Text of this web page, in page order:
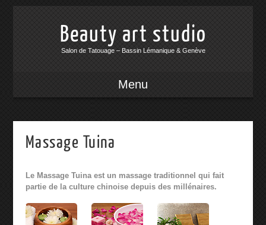
Beauty art studio
Salon de Tatouage – Bassin Lémanique & Genève
Menu
Massage Tuina
Le Massage Tuina est un massage traditionnel qui fait
partie de la culture chinoise depuis des millénaires.